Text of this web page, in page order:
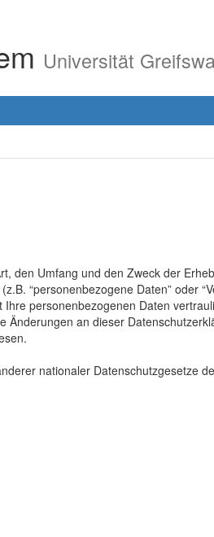
Universität
den Umfang und den Zweck der
“personenbezogene Daten” oder
personenbezogenen Daten
an dieser
nationaler Datenschutzgesetze